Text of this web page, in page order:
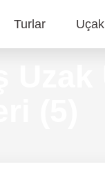
Turlar Uçak